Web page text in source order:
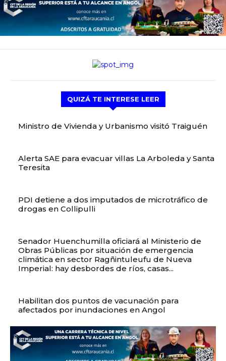
QUIZÁ TE INTERESE LEER
Ministro de Vivienda y Urbanismo visitó Traiguén
Alerta SAE para evacuar villas La Arboleda y Santa
Teresita
PDI detiene a dos imputados de microtráfico de
drogas en Collipulli
Senador Huenchumilla oficiará al Ministerio de
Obras Públicas por situación de emergencia
climática en sector Ragñintuleufu de Nueva
Imperial: hay desbordes de ríos, casas...
Habilitan dos puntos de vacunación para
afectados por inundaciones en Angol